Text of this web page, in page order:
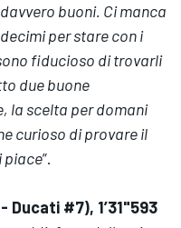
buoni. Ci manca
per stare con i
fiducioso di trovarli
due buone
la scelta per domani
curioso di provare il
piace”.
Ducati #7), 1’31"593